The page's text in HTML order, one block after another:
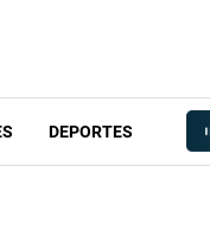
DEPORTES